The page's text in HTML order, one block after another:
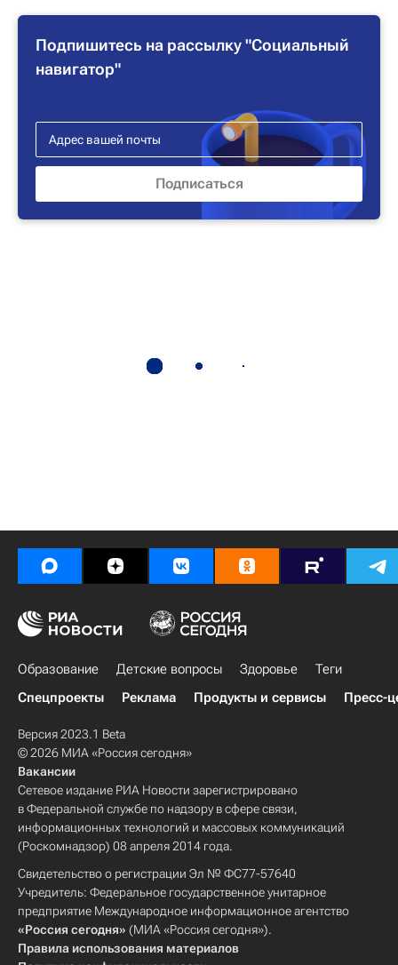
Подпишитесь на рассылку "Социальный
навигатор"
Образование Детские вопросы Здоровье
Теги
Спецпроекты
Реклама Продукты и сервисы Пресс-
Версия 2023.1 Beta
© 2026 МИА «Россия сегодня»
Вакансии
Сетевое издание РИА Новости зарегистрировано
в Федеральной службе по надзору в сфере связи,
информационных технологий и массовых коммуникаций
(Роскомнадзор) 08 апреля 2014 года.
Свидетельство о регистрации Эл № ФС77-57640
Учредитель: Федеральное государственное унитарное
предприятие Международное информационное агентство
«Россия сегодня» (МИА «Россия сегодня»).
Правила использования материалов